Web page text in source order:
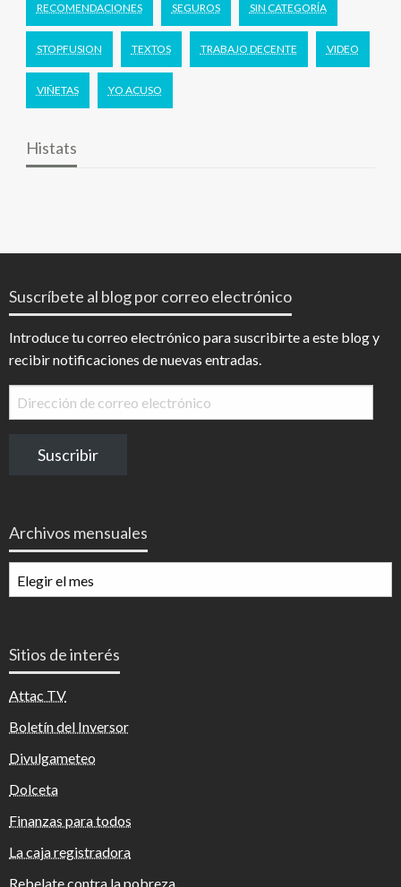
RECOMENDACIONES SEGUROS SIN CATEGORÍA
STOPFUSION TEXTOS TRABAJO DECENTE VIDEO
VIÑETAS YO ACUSO
Histats
Suscríbete al blog por correo electrónico
Introduce tu correo electrónico para suscribirte a este blog y
recibir notificaciones de nuevas entradas.
Dirección
de
electrónico
Suscribir
Archivos mensuales
mensuales
Sitios de interés
Attac TV
Boletín del Inversor
Divulgameteo
Dolceta
Finanzas para todos
La caja registradora
Rebelate contra la pobreza